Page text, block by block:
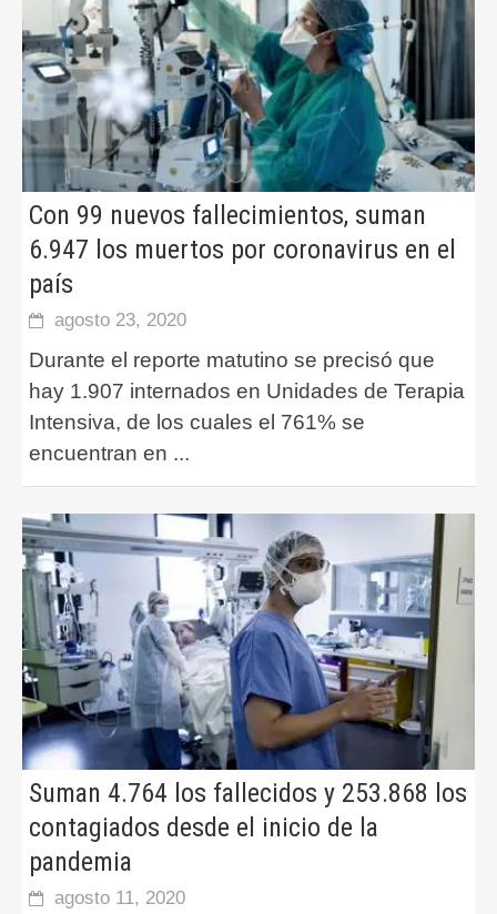
Con 99 nuevos fallecimientos, suman
6.947 los muertos por coronavirus en el
país
agosto 23, 2020
Durante el reporte matutino se precisó que
hay 1.907 internados en Unidades de Terapia
Intensiva, de los cuales el 761% se
encuentran en ...
Suman 4.764 los fallecidos y 253.868 los
contagiados desde el inicio de la
pandemia
agosto 11, 2020